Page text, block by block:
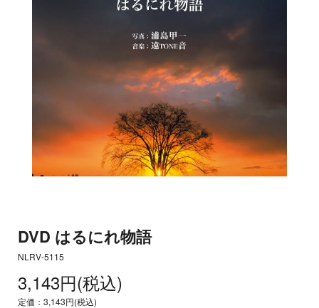
DVD はるにれ物語
NLRV-5115
3,143円(税込)
定価：3,143円(税込)